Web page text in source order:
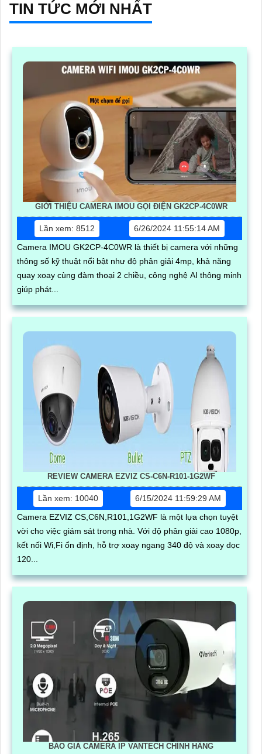
TIN TỨC MỚI NHẤT
GIỚI THIỆU CAMERA IMOU GỌI ĐIỆN GK2CP-4C0WR
Lần xem: 8512
6/26/2024 11:55:14 AM
Camera IMOU GK2CP-4C0WR là thiết bị camera với những
thông số kỹ thuật nổi bật như độ phân giải 4mp, khả năng
quay xoay cùng đàm thoại 2 chiều, công nghệ AI thông minh
giúp phát...
REVIEW CAMERA EZVIZ CS-C6N-R101-1G2WF
Lần xem: 10040
6/15/2024 11:59:29 AM
Camera EZVIZ CS,C6N,R101,1G2WF là một lựa chọn tuyệt
vời cho việc giám sát trong nhà. Với độ phân giải cao 1080p,
kết nối Wi,Fi ổn định, hỗ trợ xoay ngang 340 độ và xoay dọc
120...
BÁO GIÁ CAMERA IP VANTECH CHÍNH HÃNG